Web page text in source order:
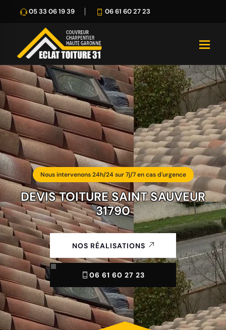
05 33 06 19 39 06 61 60 27 23
Nous intervenons 24h/24 sur 7j/7 en cas d'urgence
DEVIS TOITURE SAINT SAUVEUR
31790
NOS RÉALISATIONS
06 61 60 27 23